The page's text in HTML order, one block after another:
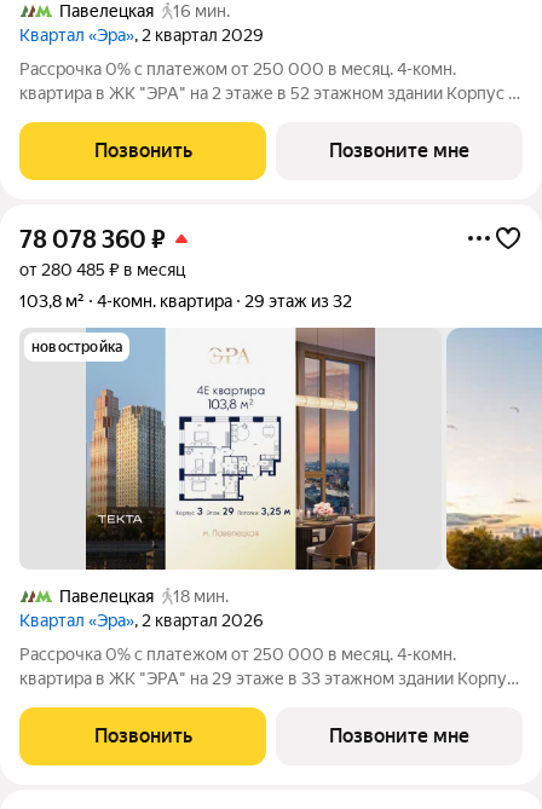
Павелецкая
16 мин.
Квартал «Эра», 2 квартал 2029
Рассрочка 0% с платежом от 250 000 в месяц. 4-комн.
квартира в ЖК "ЭРА" на 2 этаже в 52 этажном здании Корпус 5.
3.15 м. Современный премиум-квартал ЭРА на Дербеневской
набережной,
Позвонить Позвоните мне
78 078 360 ₽
от 280 485 ₽ в месяц
103,8 м²
4-комн. квартира 29 этаж из 32
новостройка
Павелецкая
18 мин.
Квартал «Эра», 2 квартал 2026
Рассрочка 0% с платежом от 250 000 в месяц. 4-комн.
квартира в ЖК "ЭРА" на 29 этаже в 33 этажном здании Корпус
потолков 3.25 м. Современный премиум-квартал ЭРА на
Дербеневской набережной,
Позвонить Позвоните мне